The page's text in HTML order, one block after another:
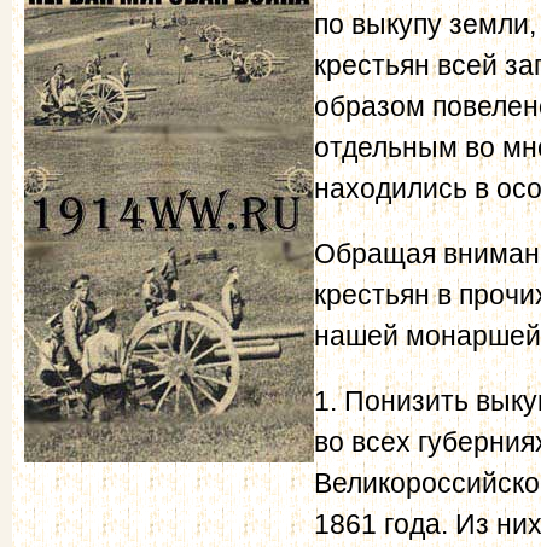
по выкупу
крестьян всей
образом
отдельным во
находились в
Обращая
крестьян в
нашей
1. Понизить
во всех
1861 года. Из